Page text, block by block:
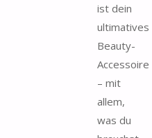
ist dein
ultimatives
Beauty-
Accessoire
– mit
allem,
was du